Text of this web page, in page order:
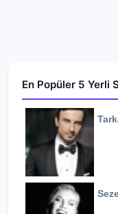
En Popüler 5 Yerli